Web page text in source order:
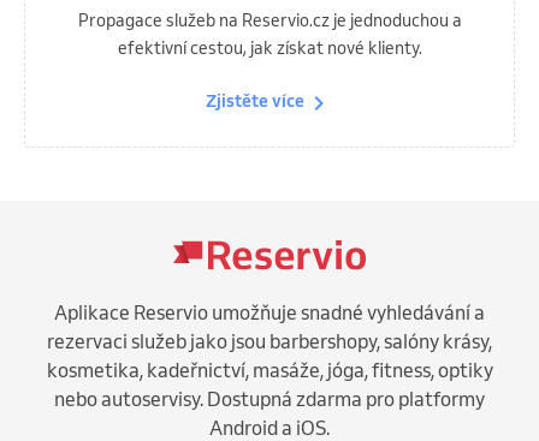
Propagace služeb na Reservio.cz je jednoduchou a
efektivní cestou, jak získat nové klienty.
Zjistěte více
Aplikace Reservio umožňuje snadné vyhledávání a
rezervaci služeb jako jsou barbershopy, salóny krásy,
kosmetika, kadeřnictví, masáže, jóga, fitness, optiky
nebo autoservisy. Dostupná zdarma pro platformy
Android a iOS.